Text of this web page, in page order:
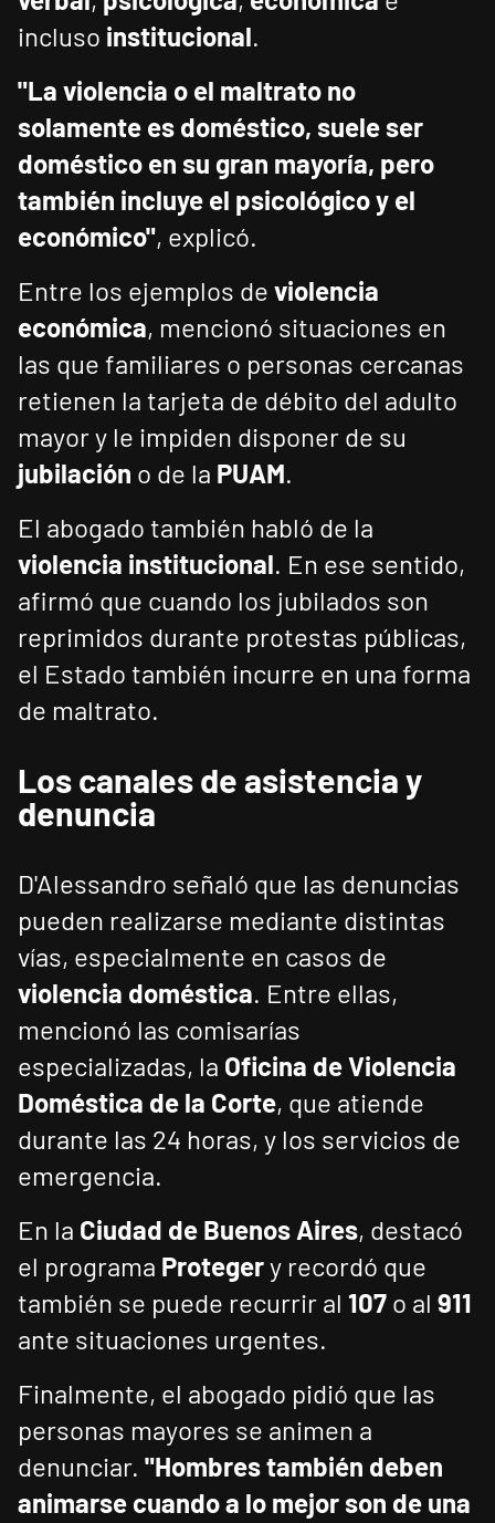
incluso institucional.
"La violencia o el maltrato no
solamente es doméstico, suele ser
doméstico en su gran mayoría, pero
también incluye el psicológico y el
económico", explicó.
Entre los ejemplos de violencia
económica, mencionó situaciones en
las que familiares o personas cercanas
retienen la tarjeta de débito del adulto
mayor y le impiden disponer de su
jubilación o de la PUAM.
El abogado también habló de la
violencia institucional. En ese sentido,
afirmó que cuando los jubilados son
reprimidos durante protestas públicas,
el Estado también incurre en una forma
de maltrato.
Los canales de asistencia y
denuncia
D'Alessandro señaló que las denuncias
pueden realizarse mediante distintas
vías, especialmente en casos de
violencia doméstica. Entre ellas,
mencionó las comisarías
especializadas, la Oficina de Violencia
Doméstica de la Corte, que atiende
durante las 24 horas, y los servicios de
emergencia.
En la Ciudad de Buenos Aires, destacó
el programa Protegery recordó que
también se puede recurrir al 107 o al 911
ante situaciones urgentes.
Finalmente, el abogado pidió que las
personas mayores se animen a
denunciar. "Hombres también deben
animarse cuando a lo mejor son de una